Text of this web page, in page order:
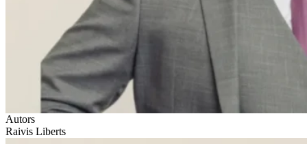
Autors
Raivis Liberts